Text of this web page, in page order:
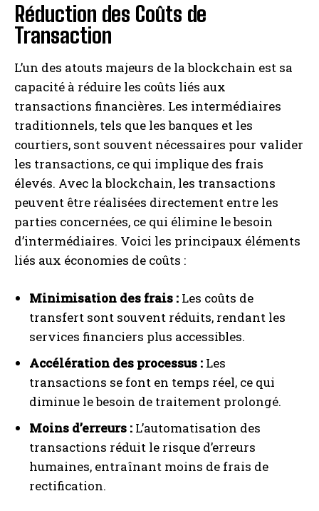
Réduction des Coûts de
Transaction
L’un des atouts majeurs de la blockchain est sa
capacité à réduire les coûts liés aux
transactions financières. Les intermédiaires
traditionnels, tels que les banques et les
courtiers, sont souvent nécessaires pour valider
les transactions, ce qui implique des frais
élevés. Avec la blockchain, les transactions
peuvent être réalisées directement entre les
parties concernées, ce qui élimine le besoin
d’intermédiaires. Voici les principaux éléments
liés aux économies de coûts :
Minimisation des frais : Les coûts de
transfert sont souvent réduits, rendant les
services financiers plus accessibles.
Accélération des processus : Les
transactions se font en temps réel, ce qui
diminue le besoin de traitement prolongé.
Moins d’erreurs : L’automatisation des
transactions réduit le risque d’erreurs
humaines, entraînant moins de frais de
rectification.